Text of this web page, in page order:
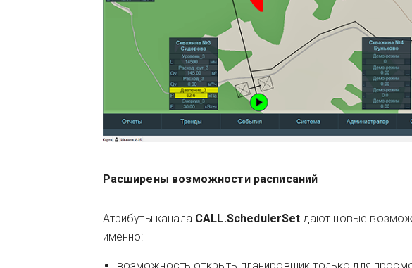
Расширены возможности расписаний
Атрибуты канала CALL.SchedulerSet дают новые
именно: